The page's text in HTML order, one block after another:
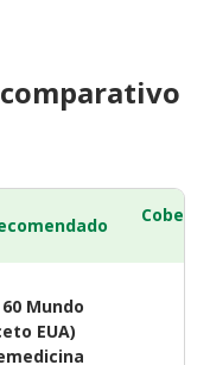
Mundo
EUA)